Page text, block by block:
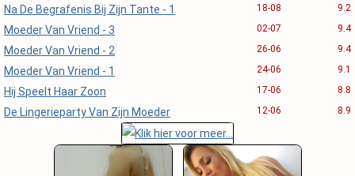
Na De Begrafenis Bij Zijn Tante - 1 18-08 9.2
Moeder Van Vriend - 3 02-07 9.4
Moeder Van Vriend - 2 26-06 9.4
Moeder Van Vriend - 1 24-06 9.1
Hij Speelt Haar Zoon 17-06 8.8
De Lingerieparty Van Zijn Moeder 12-06 8.9